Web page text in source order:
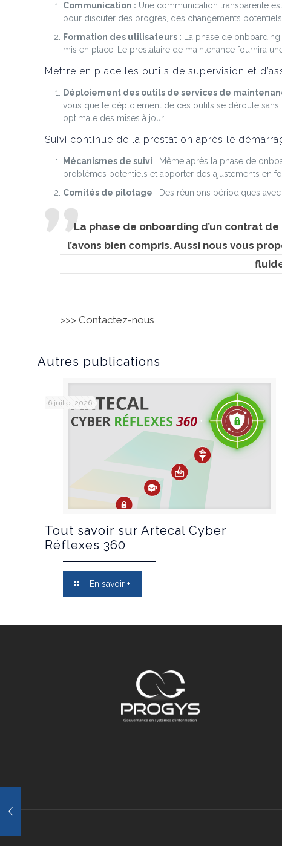
Communication : Une communication transparente
pour discuter des progrès, des changements
Formation des utilisateurs : La phase de
mis en place. Le prestataire de maintenance fournira
Mettre en place les outils de supervision et
Déploiement des outils de services de
vous que le déploiement de ces outils se déroule
optimale des mises à jour.
Suivi continue de la prestation après le
Mécanismes de suivi : Même après la phase de
problèmes potentiels et apporter des ajustements en
Comités de pilotage : Des réunions périodiques
La phase de onboarding d’un contrat
l’avons bien compris. Aussi nous vous
>>> Contactez-nous
Autres publications
6 juillet 2026
Tout savoir sur Artecal Cyber
Réflexes 360
En savoir +